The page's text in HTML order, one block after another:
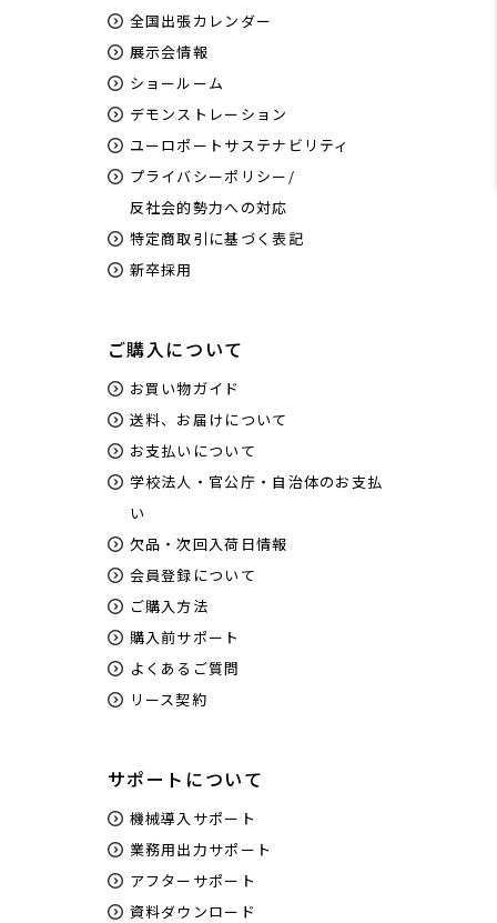
全国出張カレンダー
展示会情報
ショールーム
デモンストレーション
ユーロポートサステナビリティ
プライバシーポリシー/
反社会的勢力への対応
特定商取引に基づく表記
新卒採用
ご購入について
お買い物ガイド
送料、お届けについて
お支払いについて
学校法人・官公庁・自治体のお支払
い
欠品・次回入荷日情報
会員登録について
ご購入方法
購入前サポート
よくあるご質問
リース契約
サポートについて
機械導入サポート
業務用出力サポート
アフターサポート
資料ダウンロード